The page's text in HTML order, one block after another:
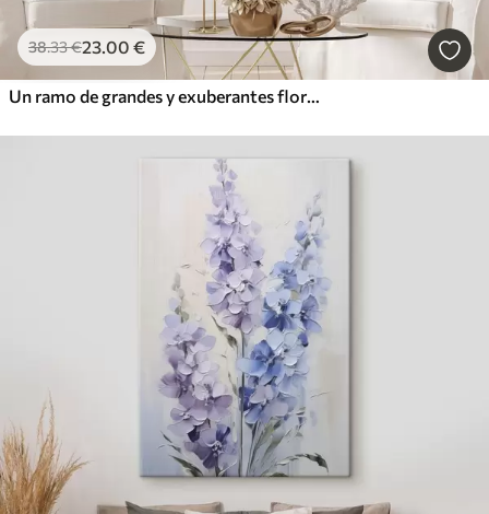
38.33€23.00 €
Un ramo de grandes y exuberantes flores de peonía blancas y rosas en un jarrón de cristal sobre fondo gris